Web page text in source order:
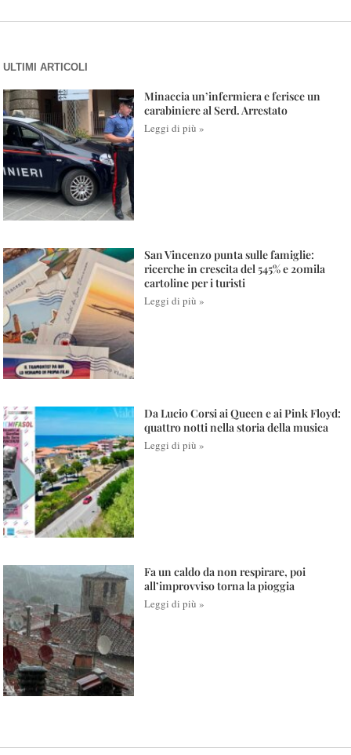
ULTIMI ARTICOLI
Minaccia un’infermiera e ferisce un
carabiniere al Serd. Arrestato
Leggi di più »
San Vincenzo punta sulle famiglie:
ricerche in crescita del 545% e 20mila
cartoline per i turisti
Leggi di più »
Da Lucio Corsi ai Queen e ai Pink Floyd:
quattro notti nella storia della musica
Leggi di più »
Fa un caldo da non respirare, poi
all’improvviso torna la pioggia
Leggi di più »